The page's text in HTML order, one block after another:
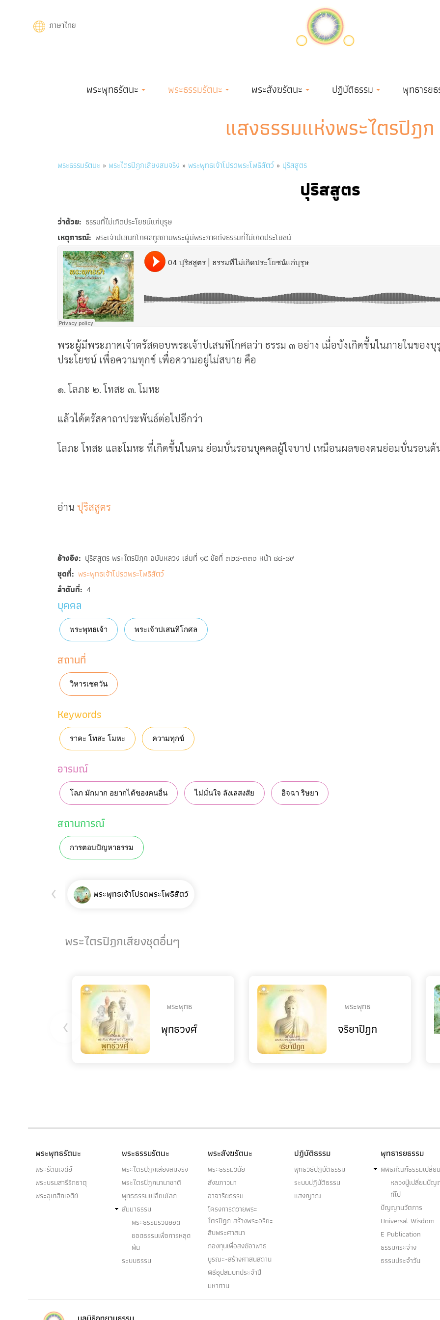
ภาษาไทย
navigationพระพุทธรัตนะ พระธรรมรัตนะ พระสังฆรัตนะ ปฏิบัติธรรม พุทธารย
แสงธรรมแห่งพระไตรปิฎก
Breadcrumb
พระธรรมรัตนะ พระไตรปิฎกเสียงสมจริง พระพุทธเจ้าโปรดพระโพธิสัตว์ ปุริสสูตร
ปุริสสูตร
ว่าด้วย ธรรมที่ไม่เกิดประโยชน์แก่บุรุษ
เหตุการณ์ พระเจ้าปเสนทิโกศลทูลถามพระผู้มีพระภาคถึงธรรมที่ไม่เกิดประโยชน์
พระผู้มีพระภาคเจ้าตรัสตอบพระเจ้าปเสนทิโกศลว่า ธรรม ๓ อย่าง เมื่อบังเกิดขึ้นในภายในของ
ประโยชน์ เพื่อความทุกข์ เพื่อความอยู่ไม่สบาย คือ
๑. โลภะ ๒. โทสะ ๓. โมหะ
แล้วได้ตรัสคาถาประพันธ์ต่อไปอีกว่า
โลภะ โทสะ และโมหะ ที่เกิดขึ้นในตน ย่อมบั่นรอนบุคคลผู้ใจบาป เหมือนผลของตนย่อมบั่นรอนต้
อ่าน ปุริสสูตร
อ้างอิง ปุริสสูตร พระไตรปิฎก ฉบับหลวง เล่มที่ ๑๕ ข้อที่ ๓๒๘-๓๓๐ หน้า ๘๘-๘๙
ชุดที่ พระพุทธเจ้าโปรดพระโพธิสัตว์
ลำดับที่ 4
บุคคล
พระพุทธเจ้า พระเจ้าปเสนทิโกศล
สถานที่
วิหารเชตวัน
Keywords
ราคะ โทสะ โมหะ ความทุกข์
อารมณ์
โลภ มักมาก อยากได้ของคนอื่น ไม่มั่นใจ ลังเลสงสัย อิจฉา ริษยา
สถานการณ์
การตอบปัญหาธรรม
พระพุทธเจ้าโปรดพระโพธิสัตว์
‹
พระไตรปิฎกเสียงชุดอื่นๆ
พระพุทธ
พุทธวงศ์
พระพุทธ
จริยาปิฎก
‹
พระพุทธรัตนะ
พระรัตนเจดีย์
พระบรมสารีริกธาตุ
พระอุเทสิกเจดีย์
พระธรรมรัตนะ
พระไตรปิฎกเสียงสมจริง
พระไตรปิฎกนานาชาติ
พุทธธรรมเปลี่ยนโลก
สัมมาธรรม
พระธรรมรวบยอด
ยอดธรรมเพื่อการหลุด
พ้น
ระบบธรรม
พระสังฆรัตนะ
พระธรรมวินัย
สังฆภาวนา
อาจาริยธรรม
โครงการถวายพระ
ไตรปิฎก สร้างพระอริยะ
สืบพระศาสนา
กองทุนเพื่อสงฆ์อาพาธ
บูรณะ-สร้างศาสนสถาน
พิธีอุปสมบทประจำปี
มหาทาน
ปฏิบัติธรรม
พุทธวิธีปฏิบัติธรรม
ระบบปฏิบัติธรรม
แสงญาณ
พุทธารยธรรม
พิพิธภัณฑ์ธรรมเปลี่ย
หลวงปู่เปลี่ยนปั
ทีโป
ปัญญานวัตการ
Universal Wisdom
E Publication
ธรรมกระจ่าง
ธรรมประจำวัน